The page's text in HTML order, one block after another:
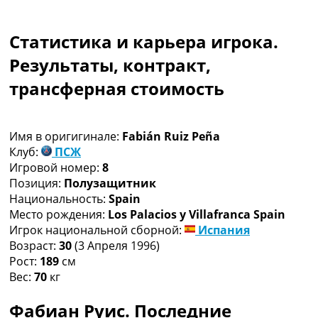
Чемпионат Мира
Украина. Премьер-Лига
Украина. Первая Лига
Лига Чемпионов
Другие Турниры >>>
Таблицы
Таблицы групп Чемпионата Мира
Украина. Премьер-Лига
Украина. Первая Лига
Лига Чемпионов. Таблицы групп
Англия. Премьер-Лига
Испания. Ла Лига
Все таблицы >>>
Рейтинги
Рейтинг клубов УЕФА
Статистика и карьера игрока.
Результаты, контракт,
трансферная стоимость
Имя в оригигинале: Fabián Ruiz Peña
Клуб:
ПСЖ
Игровой номер: 8
Позиция: Полузащитник
Национальность: Spain
Место рождения: Los Palacios y Villafranca Spain
Игрок национальной сборной:
Испания
Возраст: 30(3 Апреля 1996)
Рост: 189 см
Вес: 70 кг
Фабиан Руис. Последние